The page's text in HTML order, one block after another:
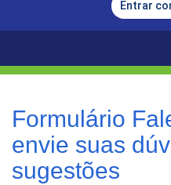
Entrar
Formulário
envie suas
sugestões